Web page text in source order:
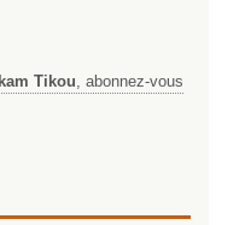
Tikou, abonnez-vous